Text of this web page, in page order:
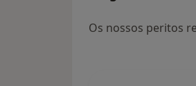
Os nossos peritos